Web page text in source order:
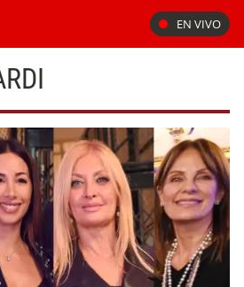
EN VIVO